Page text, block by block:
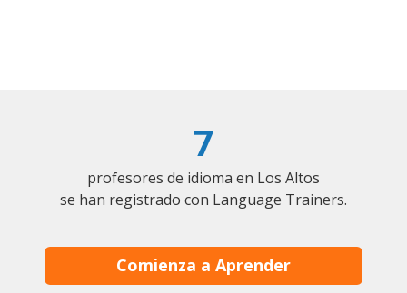
7
profesores de idioma en Los Altos
se han registrado con Language Trainers.
Comienza a Aprender